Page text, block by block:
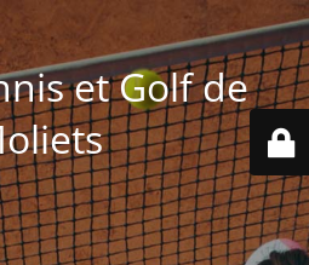
et Golf de